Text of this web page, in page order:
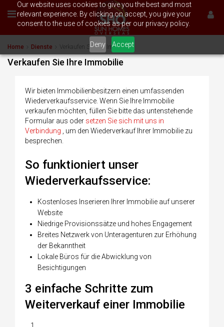
Our website uses cookies to give you the best and most
relevant experience. By clicking on accept, you give your
consent to the use of cookies as per our privacy policy.
Deny Accept
Home Dienste Verkaufen Sie Ihre Immobilie
Verkaufen Sie Ihre Immobilie
Wir bieten Immobilienbesitzern einen umfassenden
Wiederverkaufsservice. Wenn Sie Ihre Immobilie
verkaufen möchten, füllen Sie bitte das untenstehende
Formular aus oder setzen Sie sich mit uns in
Verbindung , um den Wiederverkauf Ihrer Immobilie zu
besprechen.
So funktioniert unser
Wiederverkaufsservice:
Kostenloses Inserieren Ihrer Immobilie auf unserer
Website
Niedrige Provisionssätze und hohes Engagement
Breites Netzwerk von Unteragenturen zur Erhöhung
der Bekanntheit
Lokale Büros für die Abwicklung von
Besichtigungen
3 einfache Schritte zum
Weiterverkauf einer Immobilie